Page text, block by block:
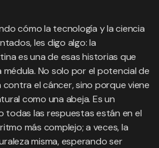
cómo la tecnología y la ciencia
les digo algo: la
es una de esas historias que
No solo por el potencial de
el cáncer, sino porque viene
como una abeja. Es un
las respuestas están en el
más complejo; a veces, la
misma, esperando ser